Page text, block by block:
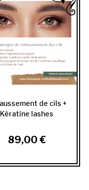
de cils +
Kératine lashes
89,00 €